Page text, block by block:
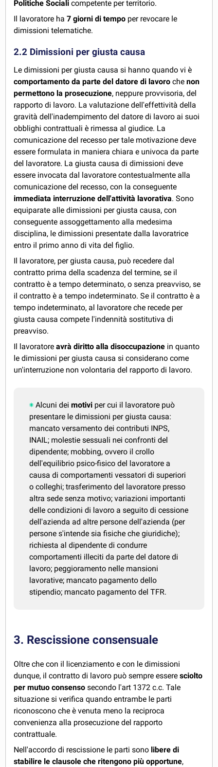
Politiche Sociali competente per territorio.
Il lavoratore ha7 giorni di tempo per revocare le
dimissioni telematiche.
2.2 Dimissioni per giusta causa
Le dimissioni per giusta causa si hanno quando vi è
comportamento da parte del datore di lavoro chenon
permettono la prosecuzione, neppure provvisoria, del
rapporto di lavoro. La valutazione dell'effettività della
gravità dell'inadempimento del datore di lavoro ai suoi
obblighi contrattuali è rimessa al giudice. La
comunicazione del recesso per tale motivazione deve
essere formulata in maniera chiara e univoca da parte
del lavoratore. La giusta causa di dimissioni deve
essere invocata dal lavoratore contestualmente alla
comunicazione del recesso, con la conseguente
immediata interruzione dell'attività lavorativa. Sono
equiparate alle dimissioni per giusta causa, con
conseguente assoggettamento alla medesima
disciplina, le dimissioni presentate dalla lavoratrice
entro il primo anno di vita del figlio.
Il lavoratore, per giusta causa, può recedere dal
contratto prima della scadenza del termine, se il
contratto è a tempo determinato, o senza preavviso, se
il contratto è a tempo indeterminato. Se il contratto è a
tempo indeterminato, al lavoratore che recede per
giusta causa compete l'indennità sostitutiva di
preavviso.
Il lavoratoreavrà diritto alla disoccupazione in quanto
le dimissioni per giusta causa si considerano come
un'interruzione non volontaria del rapporto di lavoro.
​Alcuni deimotivi per cui il lavoratore può
presentare le dimissioni per giusta causa:
mancato versamento dei contributi INPS,
INAIL; molestie sessuali nei confronti del
dipendente; mobbing, ovvero il crollo
dell'equilibrio psico-fisico del lavoratore a
causa di comportamenti vessatori di superiori
o colleghi; trasferimento del lavoratore presso
altra sede senza motivo; variazioni importanti
delle condizioni di lavoro a seguito di cessione
dell'azienda ad altre persone dell'azienda (per
persone s'intende sia fisiche che giuridiche);
richiesta al dipendente di condurre
comportamenti illeciti da parte del datore di
lavoro; peggioramento nelle mansioni
lavorative; mancato pagamento dello
stipendio; mancato pagamento del TFR.
3. Rescissione consensuale
Oltre che con il licenziamento e con le dimissioni
dunque, il contratto di lavoro può sempre esseresciolto
per mutuo consenso secondo l'art 1372 c.c. Tale
situazione si verifica quando entrambe le parti
riconoscono che è venuta meno la reciproca
convenienza alla prosecuzione del rapporto
contrattuale.
Nell'accordo di rescissione le parti sono libere di
stabilire le clausole che ritengono più opportune,